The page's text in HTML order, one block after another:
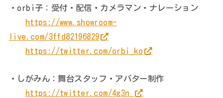
・orbi子：受付・配信・カメラマン・ナレーション
https://www.showroom-
live.com/3ffd82196829
https://twitter.com/orbi_ko
・しがみん：舞台スタッフ・アバター制作
https://twitter.com/4g3n